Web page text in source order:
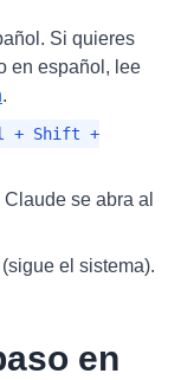
Si quieres
en español, lee
.
+ Shift +
se abra al
el sistema).
en